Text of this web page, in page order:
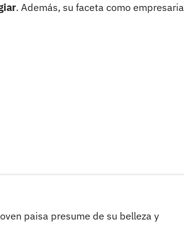
. Además, su faceta como empresaria
paisa presume de su belleza y